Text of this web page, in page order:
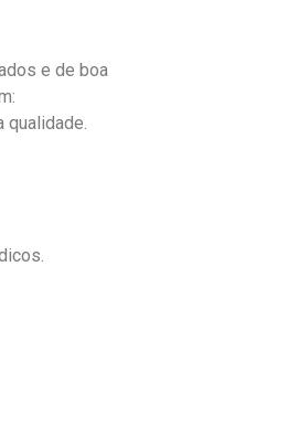
e de boa
qualidade.